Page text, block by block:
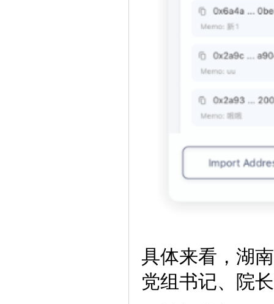
具体来看，湖
党组书记、院